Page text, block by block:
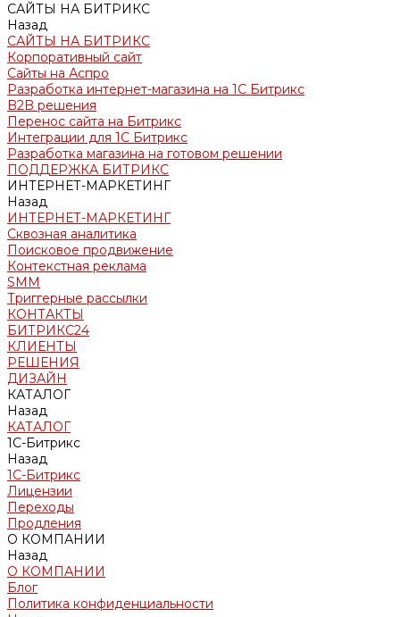
САЙТЫ НА БИТРИКС
Назад
САЙТЫ НА БИТРИКС
Корпоративный сайт
Сайты на Аспро
Разработка интернет-магазина на 1С Битрикс
B2B решения
Перенос сайта на Битрикс
Интеграции для 1С Битрикс
Разработка магазина на готовом решении
ПОДДЕРЖКА БИТРИКС
ИНТЕРНЕТ-МАРКЕТИНГ
Назад
ИНТЕРНЕТ-МАРКЕТИНГ
Сквозная аналитика
Поисковое продвижение
Контекстная реклама
SMM
Триггерные рассылки
КОНТАКТЫ
БИТРИКС24
КЛИЕНТЫ
РЕШЕНИЯ
ДИЗАЙН
КАТАЛОГ
Назад
КАТАЛОГ
1С-Битрикс
Назад
1С-Битрикс
Лицензии
Переходы
Продления
О КОМПАНИИ
Назад
О КОМПАНИИ
Блог
Политика конфиденциальности